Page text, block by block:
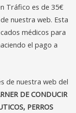
Tráfico es de 35€
nuestra web. Esta
médicos para
el pago a
de nuestra web del
DE CONDUCIR
PERROS